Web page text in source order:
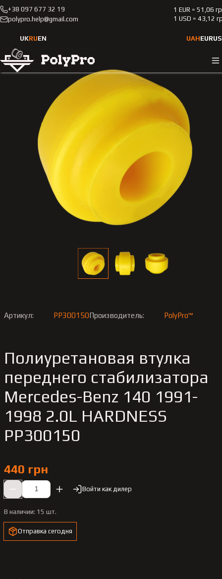
+38 097 677 32 19
polypro.help@gmail.com
1 EUR = 51,06
1 USD = 43,12
UKRUEN UAHEUR
Каталог Легковые автомобили
Mercedes-Benz
Полиуретановая втулка переднего стабилизатора
Merсedes-Benz 140 1991-1998 2.0L HARDNESS
Артикул: PP300150Производитель: PolyPro™
Полиуретановая втулка
переднего стабилизатора
Merсedes-Benz 140 1991-
1998 2.0L HARDNESS
PP300150
440 грн
Войти как дилер
В наличии: 15 шт.
Отправка сегодня